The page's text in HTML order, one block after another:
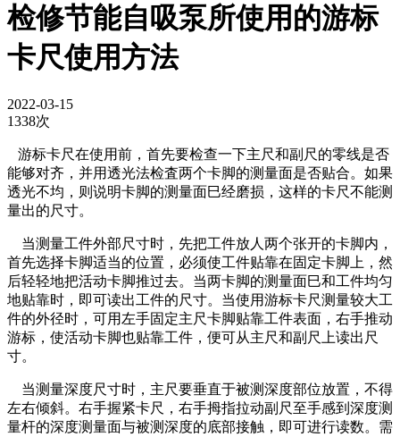
检修节能自吸泵所使用的游标
卡尺使用方法
2022-03-15
1338次
游标卡尺在使用前，首先要检查一下主尺和副尺的零线是否
能够对齐，并用透光法检査两个卡脚的测量面是否贴合。如果
透光不均，则说明卡脚的测量面巳经磨损，这样的卡尺不能测
量出的尺寸。
当测量工件外部尺寸时，先把工件放人两个张开的卡脚内，
首先选择卡脚适当的位置，必须使工件贴靠在固定卡脚上，然
后轻轻地把活动卡脚推过去。当两卡脚的测量面巳和工件均匀
地贴靠时，即可读出工件的尺寸。当使用游标卡尺测量较大工
件的外径时，可用左手固定主尺卡脚贴靠工件表面，右手推动
游标，使活动卡脚也贴靠工件，便可从主尺和副尺上读出尺
寸。
当测量深度尺寸时，主尺要垂直于被测深度部位放置，不得
左右倾斜。右手握紧卡尺，右手拇指拉动副尺至手感到深度测
量杆的深度测量面与被测深度的底部接触，即可进行读数。需